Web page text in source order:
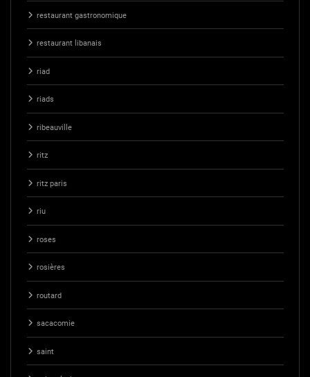
restaurant gastronomique
restaurant libanais
riad
riads
ribeauville
ritz
ritz paris
riu
roses
rosières
routard
sacacomie
saint